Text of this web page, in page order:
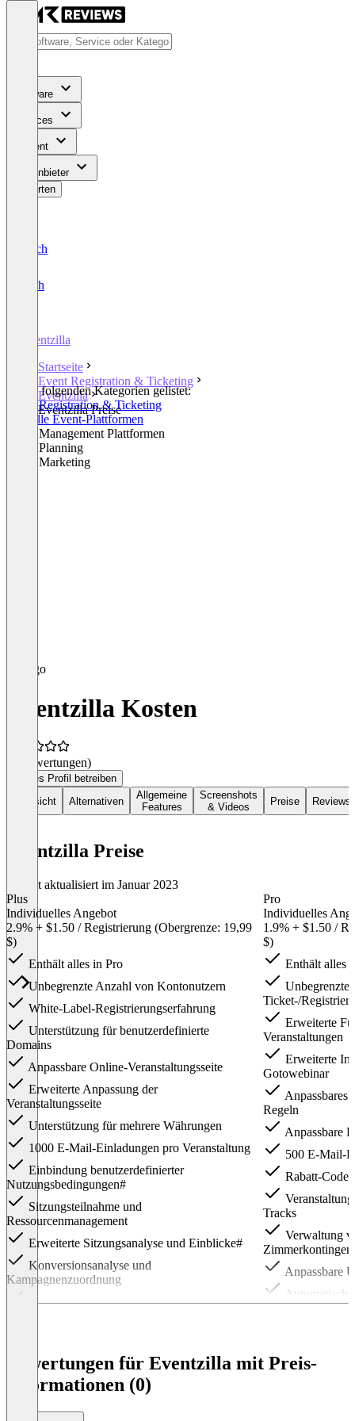
Software
Services
Content
Für Anbieter
Bewerten
Deutsch
English
Eventzilla
Startseite
Event Registration & Ticketing
Eventzilla
Eventzilla Preise
In den folgenden Kategorien gelistet:
Event Registration & Ticketing
Virtuelle Event-Plattformen
Event Management Plattformen
Event Planning
Event Marketing
Eventzilla Kosten
(0 Bewertungen)
Dieses Profil betreiben
Übersicht
Alternativen
Allgemeine
Features
Screenshots
& Videos
Preise Reviews
Eventzilla Preise
Zuletzt aktualisiert im Januar 2023
Plus
Individuelles Angebot
2.9% + $1.50 / Registrierung (Obergrenze: 19,99
$)
Enthält alles in Pro
Unbegrenzte Anzahl von Kontonutzern
White-Label-Registrierungserfahrung
Unterstützung für benutzerdefinierte
Domains
Anpassbare Online-Veranstaltungsseite
Erweiterte Anpassung der
Veranstaltungsseite
Unterstützung für mehrere Währungen
1000 E-Mail-Einladungen pro Veranstaltung
Einbindung benutzerdefinierter
Nutzungsbedingungen#
Sitzungsteilnahme und
Ressourcenmanagement
Erweiterte Sitzungsanalyse und Einblicke#
Konversionsanalyse und
Kampagnenzuordnung
Warteschlangenmanagement für
Vor-Ort-Check-in / Badge-Druck für
Erweitertes Badge-Designer-Tool
Pro
Individuelles
1.9% + $1.50 /
$)
Enthält alles
Unbegrenzte
Ticket-/
Erweiterte
Veranstaltungen
Erweiterte
Gotowebinar
Anpassbares
Regeln
Anpassbare
500 E-Mail-
Rabatt-Codes
Tracks
Verwaltung
Anpassbare
Bewertungen für Eventzilla mit Preis-
Informationen (0)